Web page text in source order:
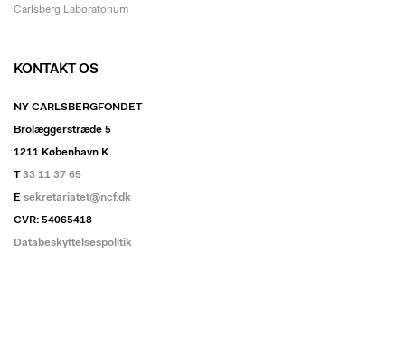
Carlsberg Laboratorium
KONTAKT OS
NY CARLSBERGFONDET
Brolæggerstræde 5
1211 København K
T33 11 37 65
E sekretariatet@ncf.dk
CVR: 54065418
Databeskyttelsespolitik